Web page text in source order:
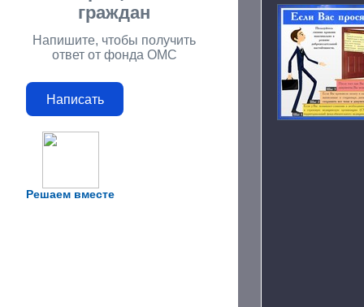
Решаем вместе
граждан
Напишите, чтобы получить
ответ от фонда ОМС
Написать